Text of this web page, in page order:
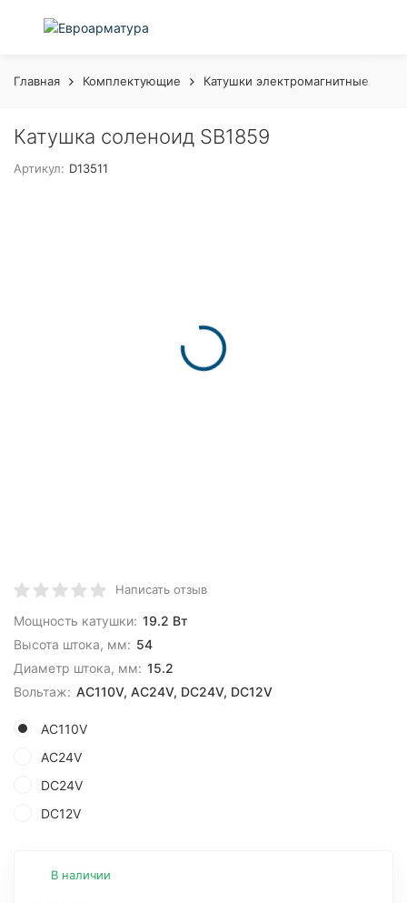
Главная Комплектующие Катушки электромагнитные
Катушка соленоид SB1859
Артикул: D13511
Написать отзыв
Мощность катушки: 19.2 Вт
Высота штока, мм: 54
Диаметр штока, мм: 15.2
Вольтаж: AC110V, AC24V, DC24V, DC12V
AC110V
AC24V
DC24V
DC12V
В наличии